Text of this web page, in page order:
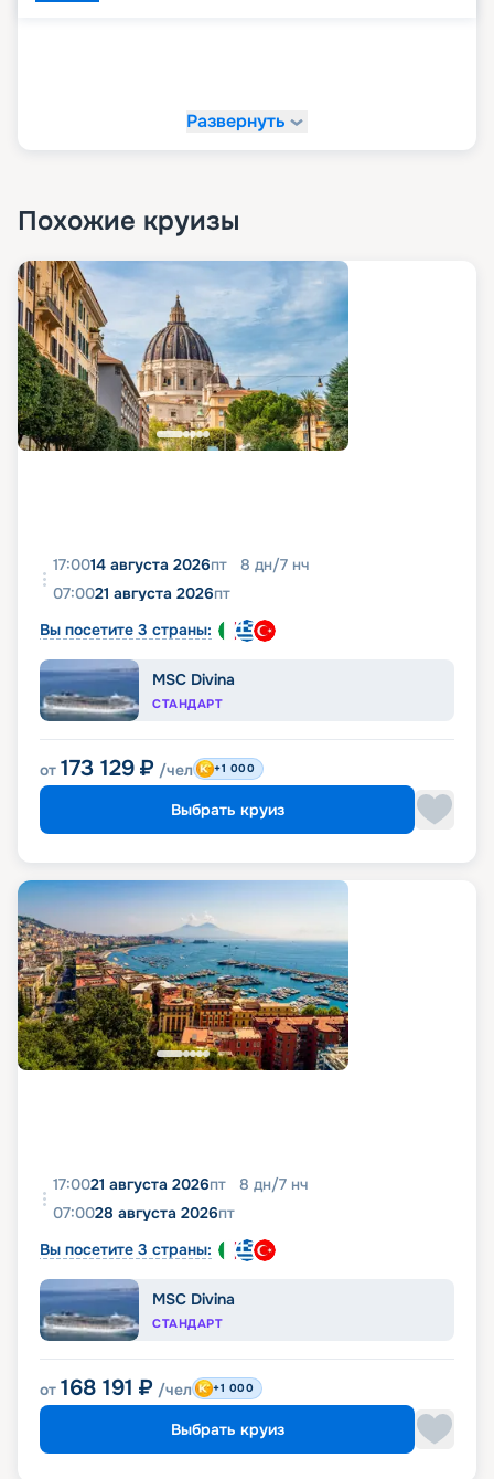
Развернуть
Похожие круизы
17:0014 августа 2026пт 8 дн/7 нч
07:0021 августа 2026пт
Вы посетите 3 страны:
MSC Divina
СТАНДАРТ
от 173 129 ₽ /чел +1 000
Выбрать круиз
17:0021 августа 2026пт 8 дн/7 нч
07:0028 августа 2026пт
Вы посетите 3 страны:
MSC Divina
СТАНДАРТ
от 168 191 ₽ /чел +1 000
Выбрать круиз